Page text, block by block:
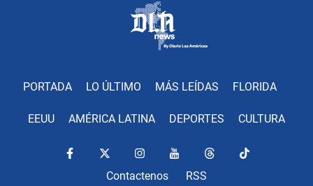
PORTADA LO ÚLTIMO MÁS LEÍDAS FLORIDA
EEUU AMÉRICA LATINA DEPORTES CULTURA
Contactenos RSS